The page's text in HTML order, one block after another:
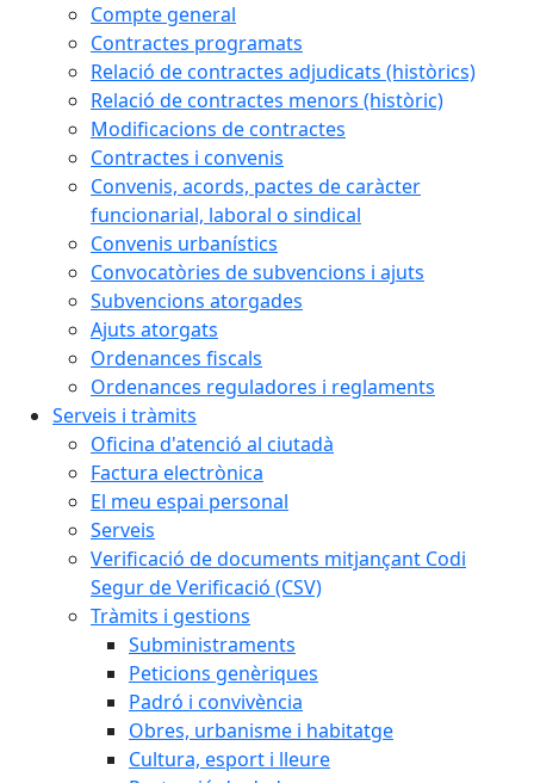
Compte general
Contractes programats
Relació de contractes adjudicats (històrics)
Relació de contractes menors (històric)
Modificacions de contractes
Contractes i convenis
Convenis, acords, pactes de caràcter
funcionarial, laboral o sindical
Convenis urbanístics
Convocatòries de subvencions i ajuts
Subvencions atorgades
Ajuts atorgats
Ordenances fiscals
Ordenances reguladores i reglaments
Serveis i tràmits
Oficina d'atenció al ciutadà
Factura electrònica
El meu espai personal
Serveis
Verificació de documents mitjançant Codi
Segur de Verificació (CSV)
Tràmits i gestions
Subministraments
Peticions genèriques
Padró i convivència
Obres, urbanisme i habitatge
Cultura, esport i lleure